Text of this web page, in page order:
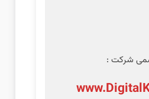
شرکت :